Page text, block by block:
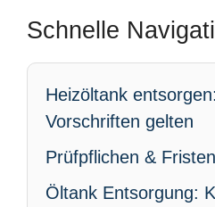
Schnelle
Heizöltank
Vorschriften gelten
Prüfpflichen &
Öltank Entsorgung: